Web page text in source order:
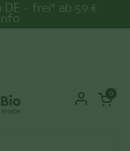
– frei* ab 59 €
Warenkorb
0